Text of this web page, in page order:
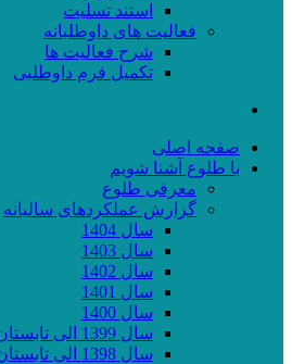
استند تسلیت
فعالیت های داوطلبانه
شرح فعالیت ها
تکمیل فرم داوطلبی
صفحه اصلی
با طلوع آشنا شویم
معرفی طلوع
گزارش عملکردهای سالیانه
سال 1404
سال 1403
سال 1402
سال 1401
سال 1400
سال 1399 الی تابستان 1400
سال 1398 الی تابستان 1399